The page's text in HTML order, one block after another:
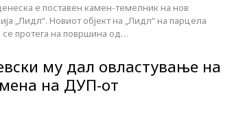
е поставен камен-темелник на нов
„Лидл“. Новиот објект на „Лидл“ на парцела
се протега на површина од…
му дал овластување на
на ДУП-от